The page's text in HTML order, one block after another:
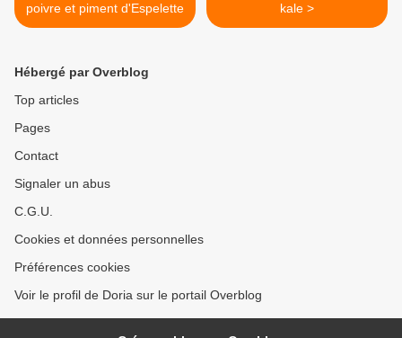
poivre et piment d'Espelette
kale >
Hébergé par Overblog
Top articles
Pages
Contact
Signaler un abus
C.G.U.
Cookies et données personnelles
Préférences cookies
Voir le profil de Doria sur le portail Overblog